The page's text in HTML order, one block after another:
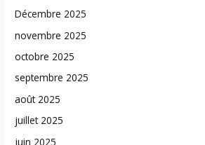
Décembre 2025
novembre 2025
octobre 2025
septembre 2025
août 2025
juillet 2025
juin 2025